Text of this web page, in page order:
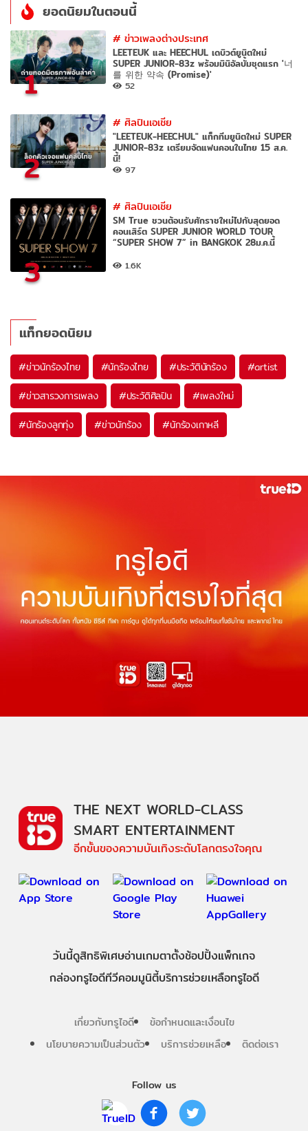
ยอดนิยมในตอนนี้
1
#ข่าวเพลงต่างประเทศ
LEETEUK และ HEECHUL เดบิวต์ยูนิตใหม่
SUPER JUNIOR-83z พร้อมมินิอัลบั้มชุดแรก '너
를 위한 약속 (Promise)'
52
2
#ศิลปินเอเชีย
"LEETEUK-HEECHUL" แท็กทีมยูนิตใหม่ SUPER
JUNIOR-83z เตรียมจัดแฟนคอนในไทย 15 ส.ค.
นี้!
97
3
#ศิลปินเอเชีย
SM True ชวนต้อนรับศักราชใหม่ไปกับสุดยอด
คอนเสิร์ต SUPER JUNIOR WORLD TOUR
“SUPER SHOW 7” in BANGKOK 28ม.ค.นี้
1.6K
แท็กยอดนิยม
#ข่าวนักร้องไทย #นักร้องไทย #ประวัตินักร้อง #artist
#ข่าวสารวงการเพลง #ประวัติศิลปิน #เพลงใหม่
#นักร้องลูกทุ่ง #ข่าวนักร้อง #นักร้องเกาหลี
Follow us
THE NEXT WORLD-CLASS
SMART ENTERTAINMENT
อีกขั้นของความบันเทิงระดับโลกตรงใจคุณ
วันนี้ดูสิทธิพิเศษอ่านเกมตาตั้งช้อปปิ้งแพ็กเกจ
กล่องทรูไอดีทีวีคอมมูนิตี้บริการช่วยเหลือทรูไอดี
เกี่ยวกับทรูไอดี
ข้อกำหนดและเงื่อนไข
นโยบายความเป็นส่วนตัว
บริการช่วยเหลือ ติดต่อเรา